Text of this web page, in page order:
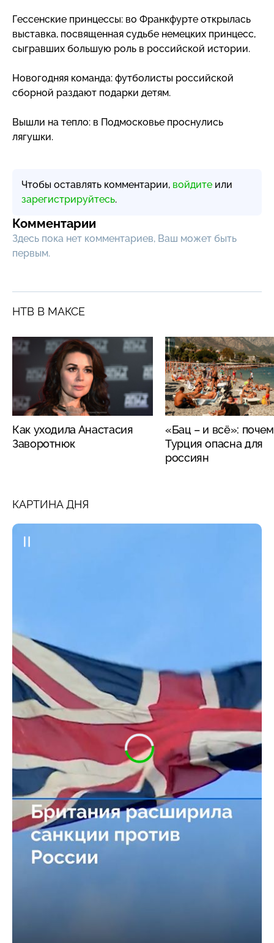
Гессенские принцессы: во Франкфурте открылась
выставка, посвященная судьбе немецких принцесс,
сыгравших большую роль в российской истории.
Новогодняя команда: футболисты российской
сборной раздают подарки детям.
Вышли на тепло: в Подмосковье проснулись
лягушки.
Чтобы оставлять комментарии, войдите или
зарегистрируйтесь.
Комментарии
Здесь пока нет комментариев, Ваш может быть
первым.
НТВ В МАКСЕ
Как уходила Анастасия
Заворотнюк
«Бац – и всё»:
Турция опасна для
россиян
КАРТИНА ДНЯ